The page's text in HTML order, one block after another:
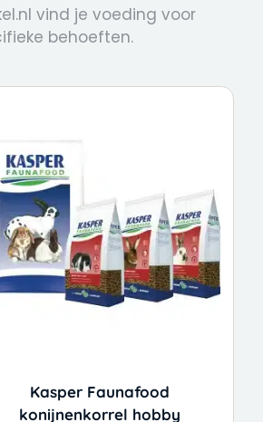
vind je voeding voor
behoeften.
Kasper Faunafood
konijnenkorrel hobby